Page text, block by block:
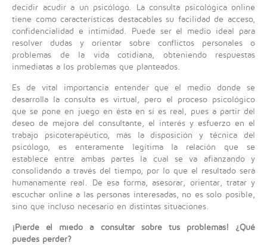
decidir acudir a un psicólogo. La consulta psicológica online
tiene como características destacables su facilidad de acceso,
confidencialidad e intimidad. Puede ser el medio ideal para
resolver dudas y orientar sobre conflictos personales o
problemas de la vida cotidiana, obteniendo respuestas
inmediatas a los problemas que planteados.
Es de vital importancia entender que el medio donde se
desarrolla la consulta es virtual, pero el proceso psicológico
que se pone en juego en ésta en sí es real, pues a partir del
deseo de mejora del consultante, el interés y esfuerzo en el
trabajo psicoterapéutico, más la disposición y técnica del
psicólogo, es enteramente legítima la relación que se
establece entre ambas partes la cual se va afianzando y
consolidando a través del tiempo, por lo que el resultado será
humanamente real. De esa forma, asesorar, orientar, tratar y
escuchar online a las personas interesadas, no es solo posible,
sino que incluso necesario en distintas situaciones.
¡Pierde el miedo a consultar sobre tus problemas! ¿Qué
puedes perder?